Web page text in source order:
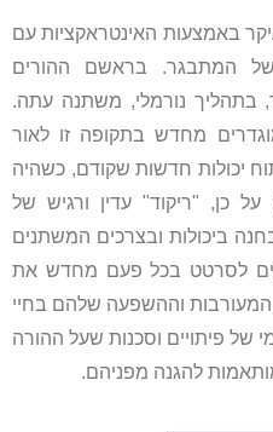
באמצעות האינטראקציות עם
של המתבגר. בראשם ההורים
נורמלי, משתנה עתה.
מחדש בתקופה זו לאור
יכולות חדשות שקודם, כשהיה
כן, "ריקוד" עדין ורגיש של
ביכולות ובצרכים המשתנים
לסרטט בכל פעם מחדש את
וההשפעה שלהם בחיי
של פיתויים וסכנות שעל ההורה
להגנה מפניהם.